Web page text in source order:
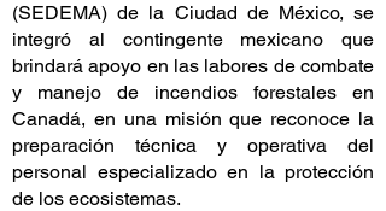
(SEDEMA) de la Ciudad de México, se
integró al contingente mexicano que
brindará apoyo en las labores de combate
y manejo de incendios forestales en
Canadá, en una misión que reconoce la
preparación técnica y operativa del
personal especializado en la protección
de los ecosistemas.